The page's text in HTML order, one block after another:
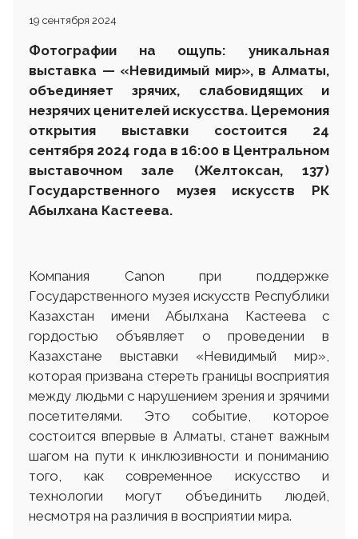
19 сентября 2024
Фотографии на ощупь: уникальная
выставка — «Невидимый мир», в Алматы,
объединяет зрячих, слабовидящих и
незрячих ценителей искусства. Церемония
открытия выставки состоится 24
сентября 2024 года в 16:00 в Центральном
выставочном зале (Желтоксан, 137)
Государственного музея искусств РК
Абылхана Кастеева.
Компания Canon при поддержке
Государственного музея искусств Республики
Казахстан имени Абылхана Кастеева с
гордостью объявляет о проведении в
Казахстане выставки «Невидимый мир»,
которая призвана стереть границы восприятия
между людьми с нарушением зрения и зрячими
посетителями. Это событие, которое
состоится впервые в Алматы, станет важным
шагом на пути к инклюзивности и пониманию
того, как современное искусство и
технологии могут объединить людей,
несмотря на различия в восприятии мира.